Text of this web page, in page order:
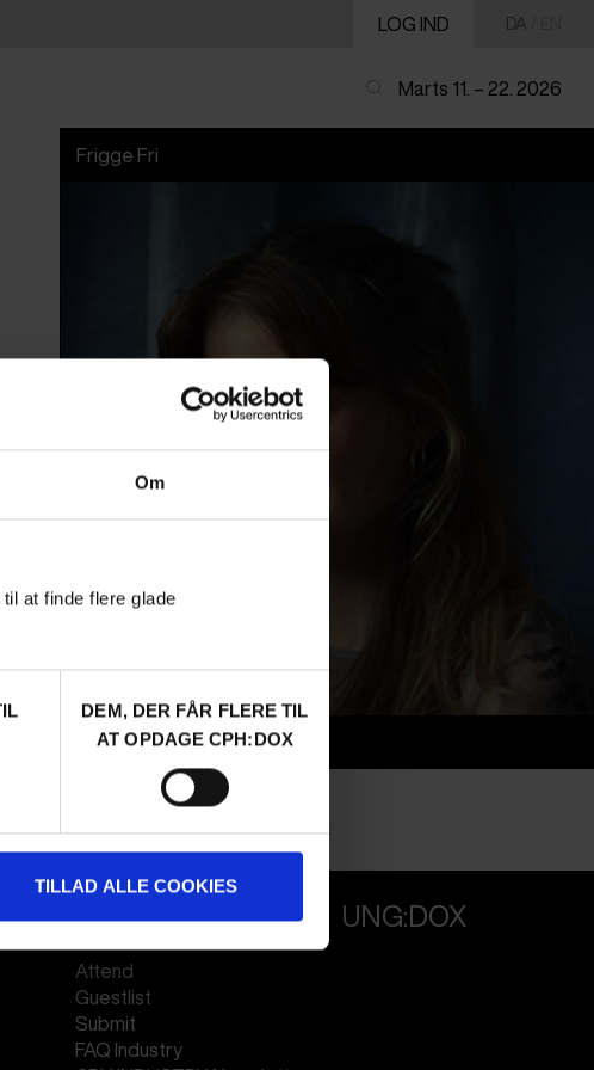
Om
at finde flere glade
DEM, DER FÅR FLERE TIL
AT OPDAGE CPH:DOX
TILLAD ALLE COOKIES
LOG IND DA
Marts 11. – 22. 2026
Frigge Fri
Info
Nationalitet
Profession
Filmmaker
PROFESSIONALS
Attend
Guestlist
Submit
FAQ Industry
UNG:DOX